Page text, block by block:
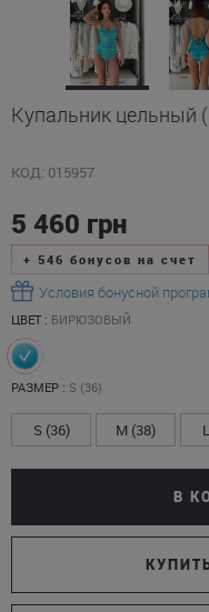
Купальник цельный
КОД: 015957
5 460 грн
+ 546 бонусов на счет
Условия бонусной
ЦВЕТ : БИРЮЗОВЫЙ
РАЗМЕР : S (36)
S (36) M (38)
В